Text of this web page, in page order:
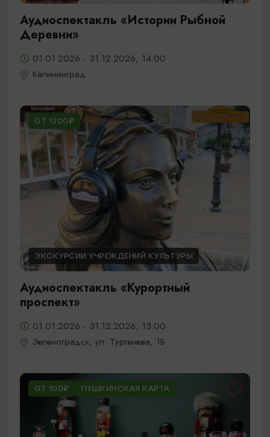
Аудиоспектакль «Истории Рыбной
Деревни»
01.01.2026 - 31.12.2026, 14:00
Калининград
ОТ 1200₽
ЭКСКУРСИИ УЧРЕЖДЕНИЙ КУЛЬТУРЫ
Аудиоспектакль «Курортный
проспект»
01.01.2026 - 31.12.2026, 13:00
Зеленоградск, ул. Тургенева, 1Б
ОТ 100₽ ПУШКИНСКАЯ КАРТА